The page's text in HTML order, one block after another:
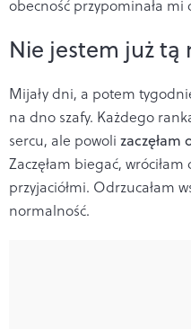
obecność przypominała mi
Nie jestem już tą
Mijały dni, a potem
na dno szafy. Każdego
sercu, ale powoli zaczęłam
Zaczęłam biegać,
przyjaciółmi. Odrzucałam
normalność.